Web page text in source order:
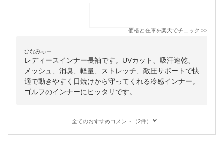
価格と在庫を楽天でチェック >>
ひなみゅー
レディースインナー長袖です。UVカット、吸汗速乾、
メッシュ、消臭、軽量、ストレッチ、敵圧サポートで快
適で動きやすく日焼けから守ってくれる冷感インナー。
ゴルフのインナーにピッタリです。
全てのおすすめコメント（2件）